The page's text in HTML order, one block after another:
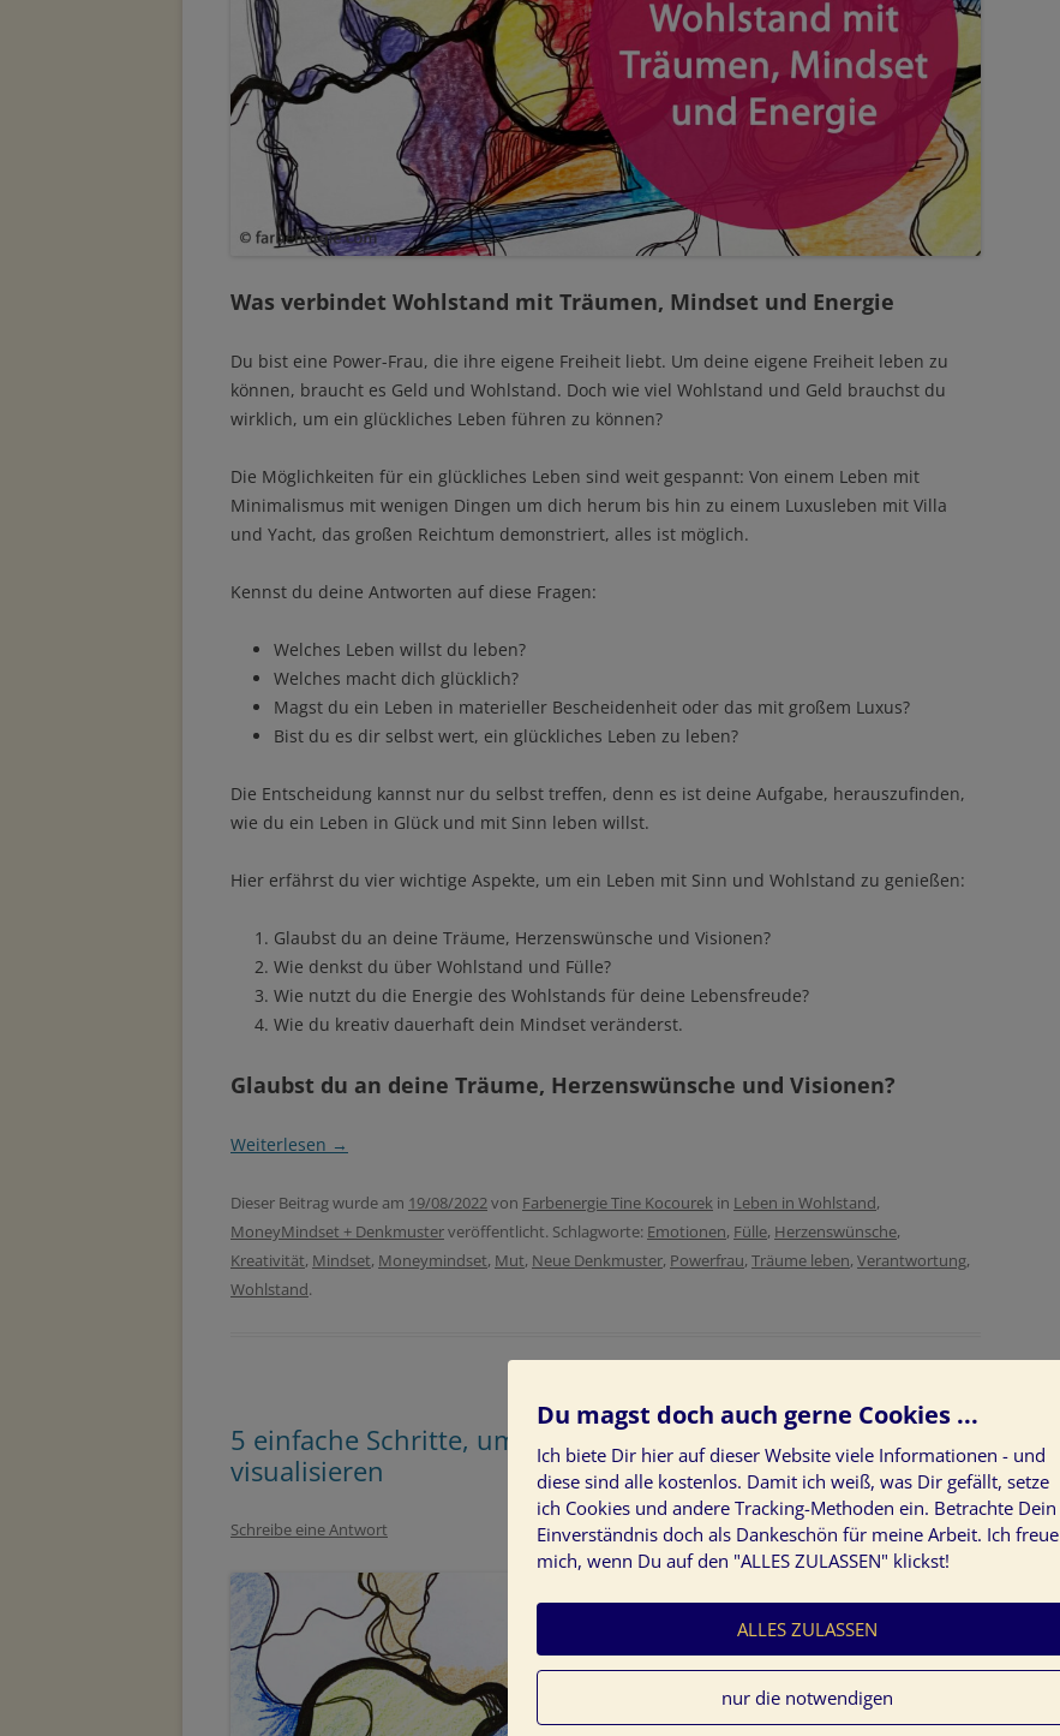
Was verbindet Wohlstand mit Träumen, Mindset und Energie
Du bist eine Power-Frau, die ihre eigene Freiheit liebt. Um deine eigene Freiheit leben zu
können, braucht es Geld und Wohlstand. Doch wie viel Wohlstand und Geld brauchst du
wirklich, um ein glückliches Leben führen zu können?
Die Möglichkeiten für ein glückliches Leben sind weit gespannt: Von einem Leben mit
Minimalismus mit wenigen Dingen um dich herum bis hin zu einem Luxusleben mit Villa
und Yacht, das großen Reichtum demonstriert, alles ist möglich.
Kennst du deine Antworten auf diese Fragen:
Welches Leben willst du leben?
Welches macht dich glücklich?
Magst du ein Leben in materieller Bescheidenheit oder das mit großem Luxus?
Bist du es dir selbst wert, ein glückliches Leben zu leben?
Die Entscheidung kannst nur du selbst treffen, denn es ist deine Aufgabe, herauszufinden,
wie du ein Leben in Glück und mit Sinn leben willst.
Hier erfährst du vier wichtige Aspekte, um ein Leben mit Sinn und Wohlstand zu genießen:
Glaubst du an deine Träume, Herzenswünsche und Visionen?
Wie denkst du über Wohlstand und Fülle?
Wie nutzt du die Energie des Wohlstands für deine Lebensfreude?
Wie du kreativ dauerhaft dein Mindset veränderst.
Glaubst du an deine Träume, Herzenswünsche und Visionen?
Weiterlesen →
Dieser Beitrag wurde am 19/08/2022 von Farbenergie Tine Kocourek in Leben in Wohlstand,
MoneyMindset + Denkmusterveröffentlicht. Schlagworte: Emotionen, Fülle, Herzenswünsche,
Kreativität, Mindset, Moneymindset, Mut, Neue Denkmuster, Powerfrau, Träume leben, Verantwortung,
Wohlstand.
5 einfache Schritte, um deinen Jahresrückblick zu
visualisieren
Schreibe eine Antwort
Du magst doch auch gerne Cookies ...
Ich biete Dir hier auf dieser Website viele Informationen - und
diese sind alle kostenlos. Damit ich weiß, was Dir gefällt, setze
ich Cookies und andere Tracking-Methoden ein. Betrachte Dein
Einverständnis doch als Dankeschön für meine Arbeit. Ich freue
mich, wenn Du auf den "ALLES ZULASSEN" klickst!
ALLES ZULASSEN
nur die notwendigen